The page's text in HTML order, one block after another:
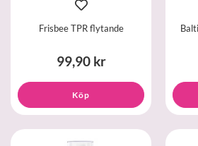
Frisbee TPR flytande
99,90 kr
Köp